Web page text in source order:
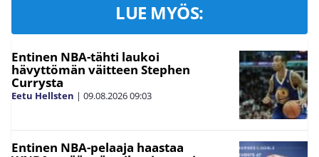
LUE MYÖS:
Entinen NBA-tähti laukoi
hävyttömän väitteen Stephen
Currysta
Eetu Hellsten | 09.08.202609:03
Entinen NBA-pelaaja haastaa